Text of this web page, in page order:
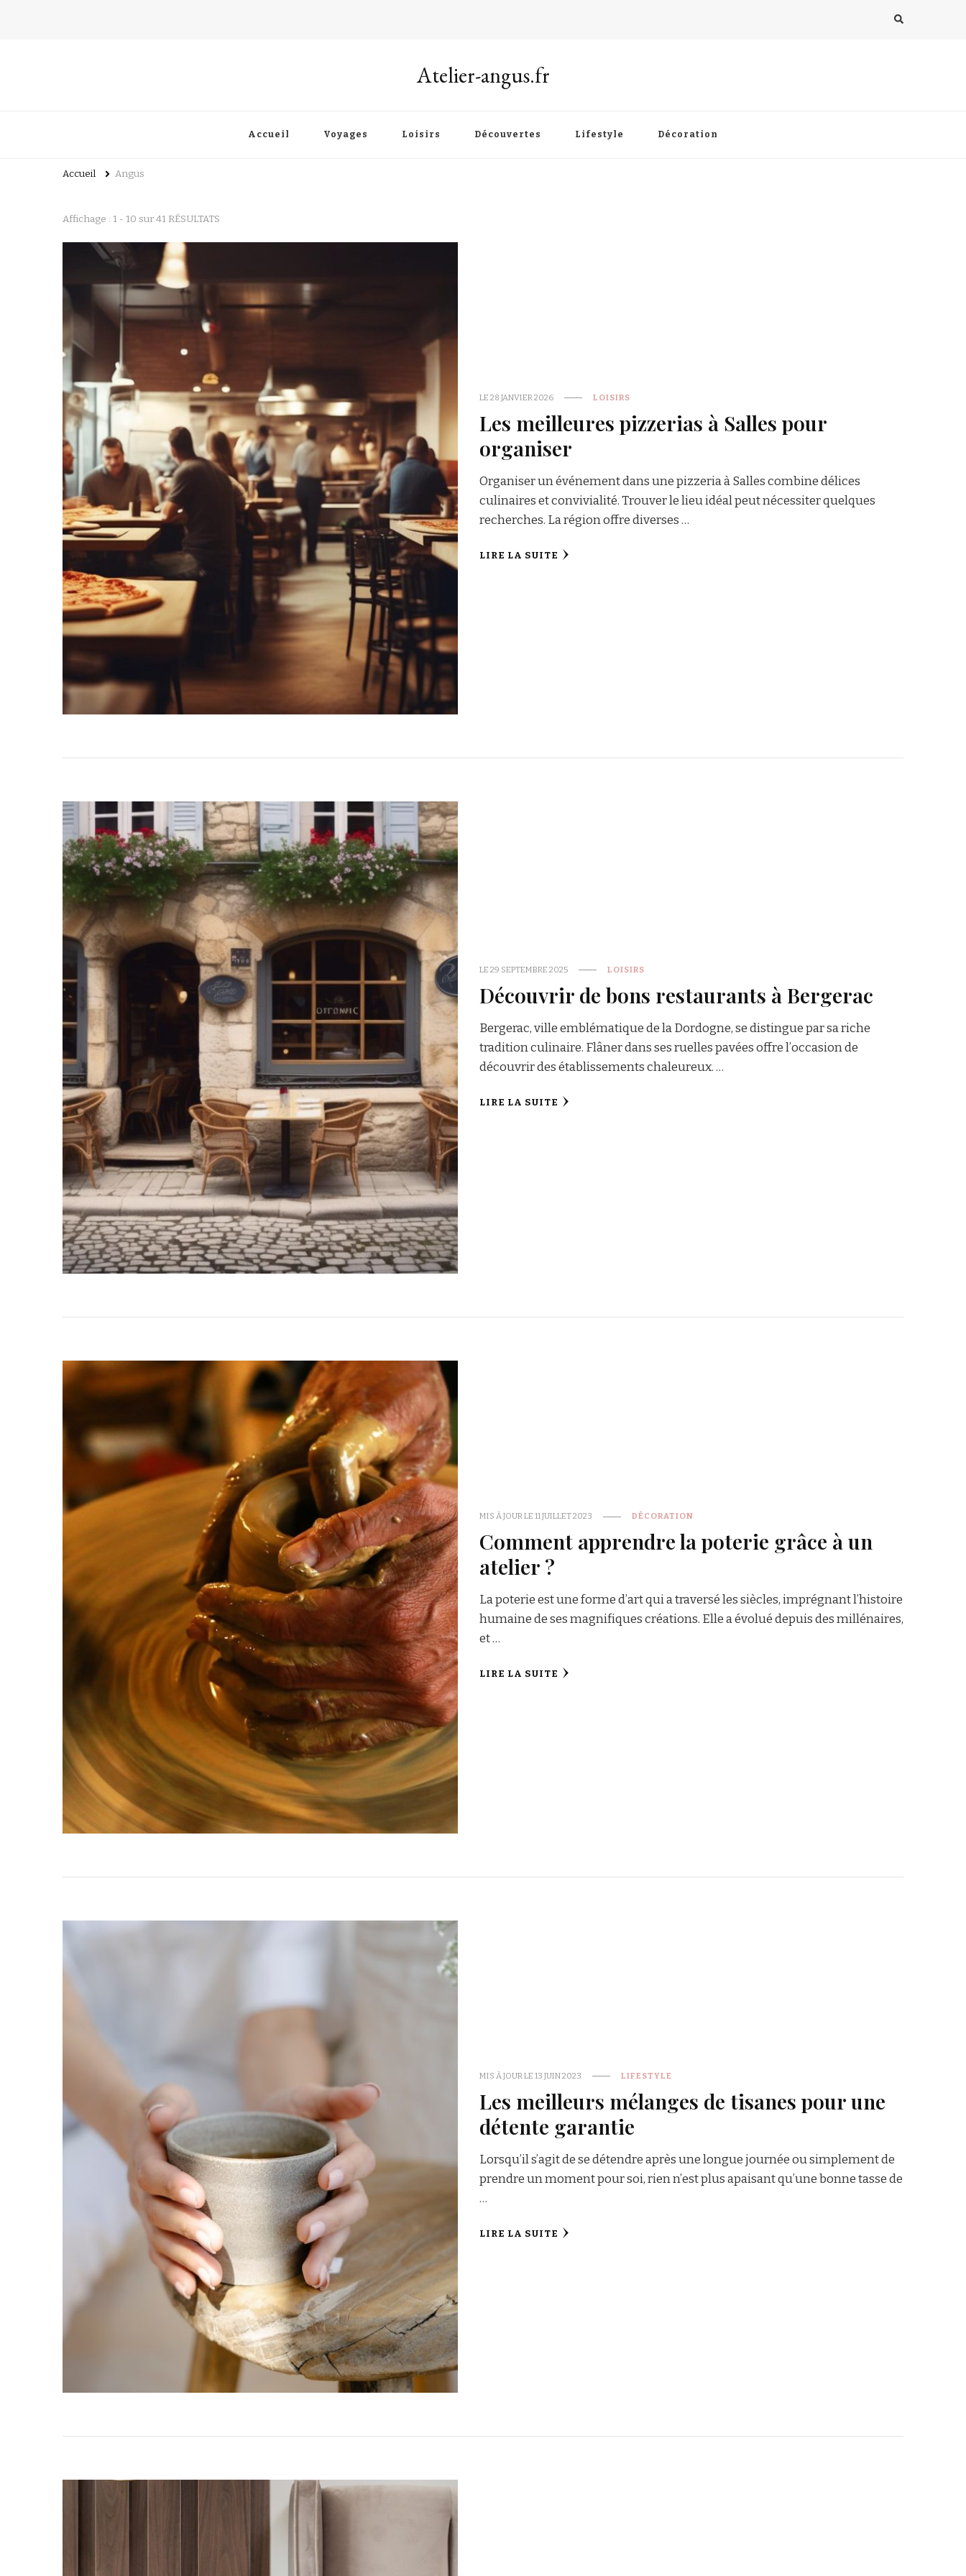
Atelier-angus.fr
Accueil Voyages Loisirs Découvertes Lifestyle Décoration
Accueil Angus
Affichage : 1 - 10 sur 41 RÉSULTATS
LE 28 JANVIER 2026 LOISIRS
Les meilleures pizzerias à Salles pour
organiser
Organiser un événement dans une pizzeria à Salles combine délices
culinaires et convivialité. Trouver le lieu idéal peut nécessiter quelques
recherches. La région offre diverses …
LIRE LA SUITE
LE 29 SEPTEMBRE 2025 LOISIRS
Découvrir de bons restaurants à Bergerac
Bergerac, ville emblématique de la Dordogne, se distingue par sa riche
tradition culinaire. Flâner dans ses ruelles pavées offre l’occasion de
découvrir des établissements chaleureux. …
LIRE LA SUITE
MIS À JOUR LE 11 JUILLET 2023 DÉCORATION
Comment apprendre la poterie grâce à un
atelier ?
La poterie est une forme d’art qui a traversé les siècles, imprégnant l’histoire
humaine de ses magnifiques créations. Elle a évolué depuis des millénaires,
et …
LIRE LA SUITE
MIS À JOUR LE 13 JUIN 2023 LIFESTYLE
Les meilleurs mélanges de tisanes pour une
détente garantie
Lorsqu’il s’agit de se détendre après une longue journée ou simplement de
prendre un moment pour soi, rien n’est plus apaisant qu’une bonne tasse de
…
LIRE LA SUITE